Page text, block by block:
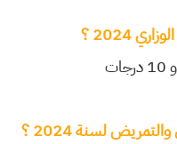
2024 ؟
لسنة 2024 ؟